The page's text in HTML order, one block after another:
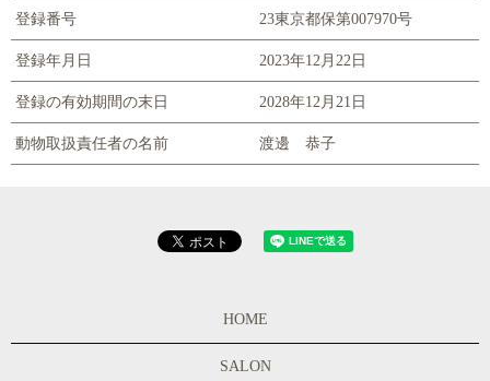
登録番号 23東京都保第007970号
登録年月日 2023年12月22日
登録の有効期間の末日 2028年12月21日
動物取扱責任者の名前 渡邊 恭子
HOME
SALON